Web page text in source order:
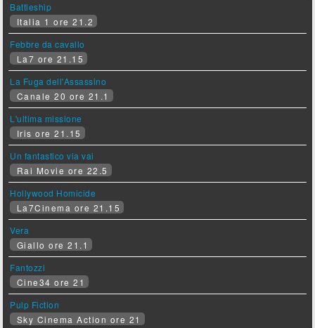
Battleship
Italia 1 ore 21.2
Febbre da cavallo
La7 ore 21.15
La Fuga dell'Assassino
Canale 20 ore 21.1
L'ultima missione
Iris ore 21.15
Un fantastico via vai
Rai Movie ore 22.5
Hollywood Homicide
La7Cinema ore 21.15
Vera
Giallo ore 21.1
Fantozzi
Cine34 ore 21
Pulp Fiction
Sky Cinema Action ore 21